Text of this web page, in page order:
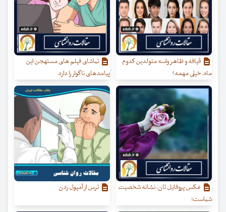
قیافه و ظاهر واسه متولدین کدوم
ماه، خیلی مهمه؟
تماشای فیلم های مستهجن این
پیامدهای ناگوار را دارد
عکس پروفایل تان، نشانه شخصیت
شماست!
ترس از آمپول زدن